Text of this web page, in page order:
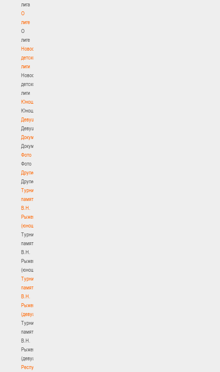
лига
О
лиге
О
лиге
Новости
детской
лиги
Новости
детской
лиги
Юноши
Юноши
Девушки
Девушки
Документы
Документы
Фото
Фото
Другие
Другие
Турнир
памяти
В.Н.
Рыженкова
(юноши)
Турнир
памяти
В.Н.
Рыженкова
(юноши)
Турнир
памяти
В.Н.
Рыженкова
(девушки)
Турнир
памяти
В.Н.
Рыженкова
(девушки)
Республиканские